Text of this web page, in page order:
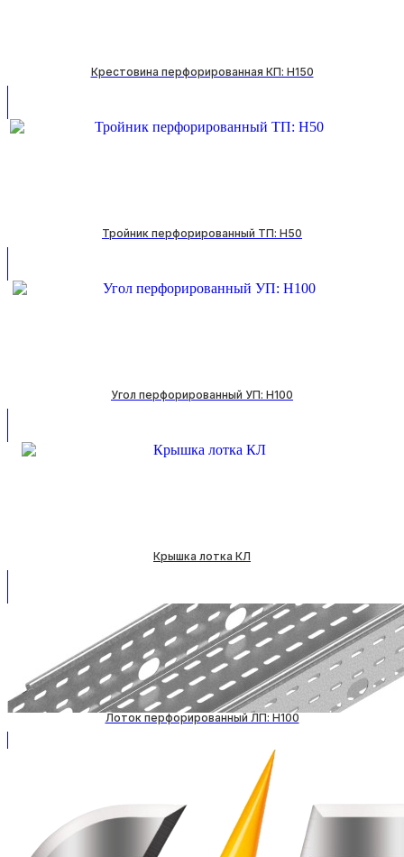
Крестовина перфорированная КП: H150
Тройник перфорированный ТП: H50
Угол перфорированный УП: H100
Крышка лотка КЛ
Лоток перфорированный ЛП: H100